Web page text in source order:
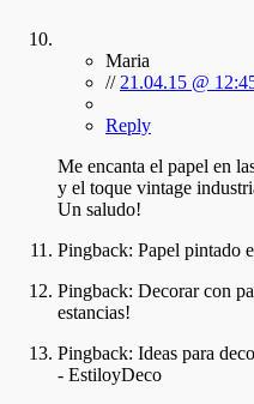
Maria
// 21.04.15 @
Reply
Me encanta el papel en
y el toque vintage
Un saludo!
Pingback: Papel pintado
Pingback: Decorar con
estancias!
Pingback: Ideas para
- EstiloyDeco